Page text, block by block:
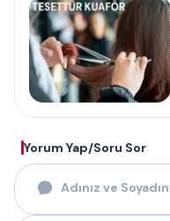
Yorum Yap/Soru Sor